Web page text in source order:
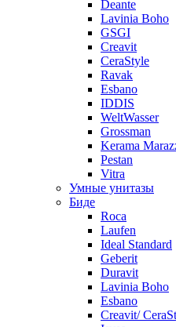
Deante
Lavinia Boho
GSGI
Creavit
CeraStyle
Ravak
Esbano
IDDIS
WeltWasser
Grossman
Kerama
Pestan
Vitra
Умные унитазы
Биде
Roca
Laufen
Ideal Standard
Geberit
Duravit
Lavinia Boho
Esbano
Creavit/